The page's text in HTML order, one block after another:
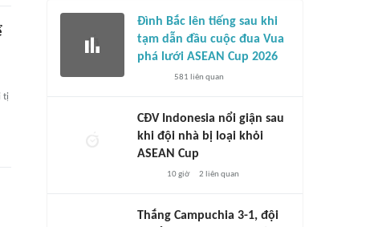
tị
Đình Bắc lên tiếng sau khi
tạm dẫn đầu cuộc đua Vua
phá lưới ASEAN Cup 2026
581 liên quan
CĐV Indonesia nổi giận sau
khi đội nhà bị loại khỏi
ASEAN Cup
10 giờ 2 liên quan
Thắng Campuchia 3-1, đội